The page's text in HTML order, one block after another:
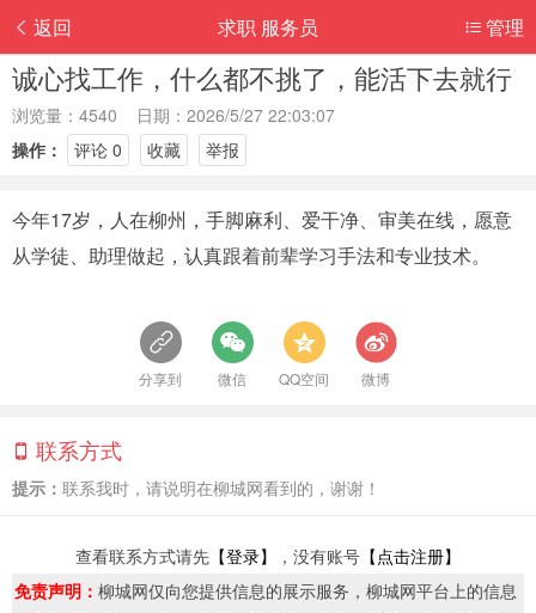
返回 管理
求职 服务员
诚心找工作，什么都不挑了，能活下去就行
浏览量：4540 日期：2026/5/27 22:03:07
操作：
评论 0 收藏 举报
今年17岁，人在柳州，手脚麻利、爱干净、审美在线，愿意
从学徒、助理做起，认真跟着前辈学习手法和专业技术。
分享到 微信 QQ空间 微博
联系方式
提示： 联系我时，请说明在柳城网看到的，谢谢！
查看联系方式请先 【登录】 ，没有账号 【点击注册】
免责声明： 柳城网仅向您提供信息的展示服务，柳城网平台上的信息